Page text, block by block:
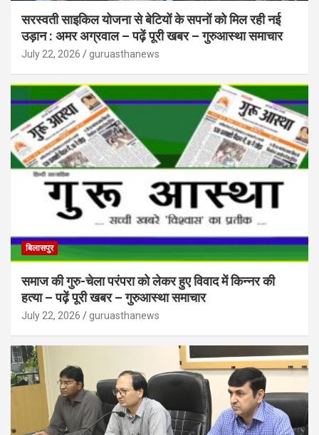
सरस्वती साइकिल योजना से बेटियों के सपनों को मिल रही नई
उड़ान : अमर अग्रवाल – पढ़ें पूरी खबर – गुरुआस्था समाचार
July 22, 2026 guruasthanews
बिलासपुर
समाज की गुरु-चेला परंपरा को लेकर हुए विवाद में किन्नर की
हत्या – पढ़ें पूरी खबर – गुरुआस्था समाचार
July 22, 2026 guruasthanews